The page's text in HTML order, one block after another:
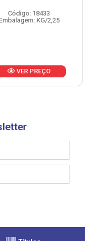
Código: 18433
KG/2,25
VER PREÇO